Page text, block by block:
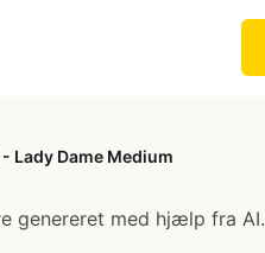
Lady Dame Medium
genereret med hjælp fra AI.